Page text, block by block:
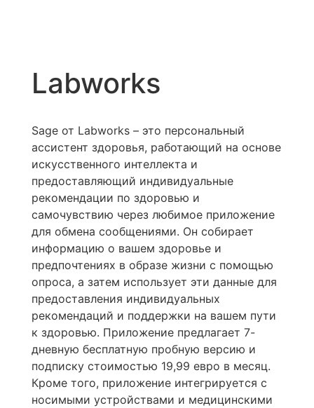
Labworks
Sage от Labworks – это персональный
ассистент здоровья, работающий на основе
искусственного интеллекта и
предоставляющий индивидуальные
рекомендации по здоровью и
самочувствию через любимое приложение
для обмена сообщениями. Он собирает
информацию о вашем здоровье и
предпочтениях в образе жизни с помощью
опроса, а затем использует эти данные для
предоставления индивидуальных
рекомендаций и поддержки на вашем пути
к здоровью. Приложение предлагает 7-
дневную бесплатную пробную версию и
подписку стоимостью 19,99 евро в месяц.
Кроме того, приложение интегрируется с
носимыми устройствами и медицинскими